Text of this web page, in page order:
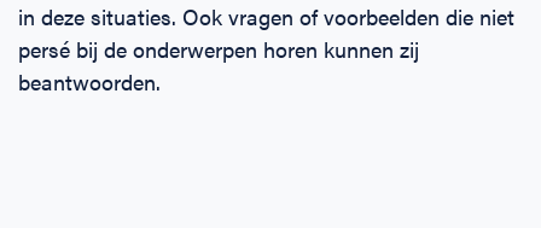
in deze situaties. Ook vragen of voorbeelden die niet
persé bij de onderwerpen horen kunnen zij
beantwoorden.